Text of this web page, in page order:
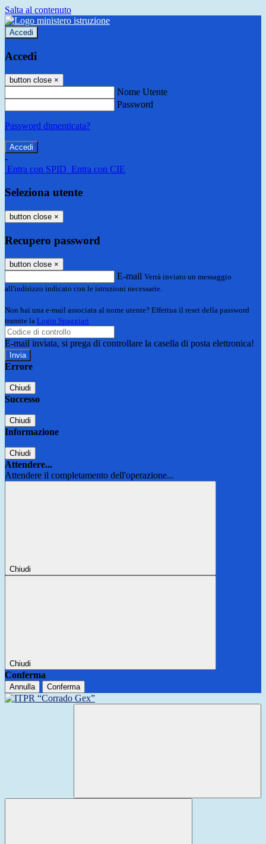
Salta al contenuto
Accedi
Accedi
button close ×
Nome Utente
Password
Password dimenticata?
-
Entra con SPID Entra con CIE
Seleziona utente
button close ×
Recupero password
button close ×
E-mail Verrà inviato un messaggio
all'indirizzo indicato con le istruzioni necessarie.
Non hai una e-mail associata al nome utente? Effettua il reset della password
tramite la Login Spaggiari
E-mail inviata, si prega di controllare la casella di posta elettronica!
Errore
Chiudi
Successo
Chiudi
Informazione
Chiudi
Attendere...
Attendere il completamento dell'operazione...
Chiudi
Chiudi
Conferma
Annulla Conferma